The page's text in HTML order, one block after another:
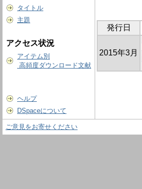
タイトル
主題
アクセス状況
アイテム別
高頻度ダウンロード文献
ヘルプ
DSpaceについて
発行日
2015年3月
ご意見をお寄せください